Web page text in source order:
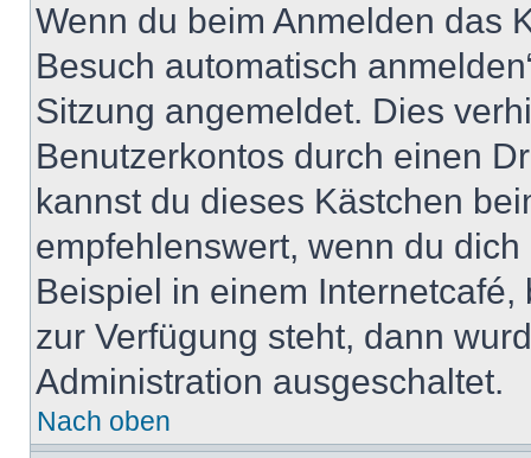
Wenn du beim Anmelden das
Besuch automatisch
Sitzung angemeldet. Dies
Benutzerkontos durch einen
kannst du dieses Kästchen
empfehlenswert, wenn du
Beispiel in einem
zur Verfügung steht, dann
Administration ausgeschaltet.
Nach oben